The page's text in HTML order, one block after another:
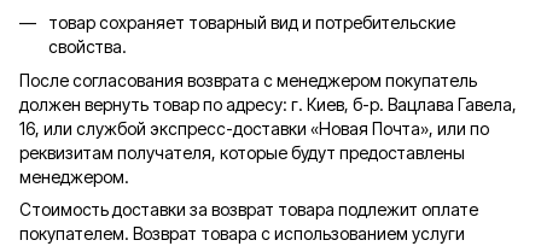
товар сохраняет товарный вид и потребительские
свойства.
После согласования возврата с менеджером покупатель
должен вернуть товар по адресу: г. Киев, б-р. Вацлава Гавела,
16, или службой экспресс-доставки «Новая Почта», или по
реквизитам получателя, которые будут предоставлены
менеджером.
Стоимость доставки за возврат товара подлежит оплате
покупателем. Возврат товара с использованием услуги